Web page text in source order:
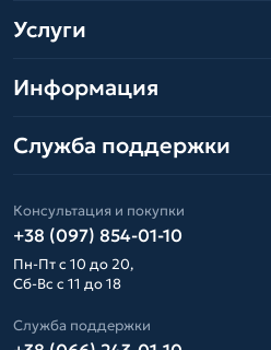
Услуги
Информация
Служба поддержки
Консультация и покупки
+38 (097) 854-01-10
Пн-Пт с 10 до 20,
Сб-Вс с 11 до 18
Служба поддержки